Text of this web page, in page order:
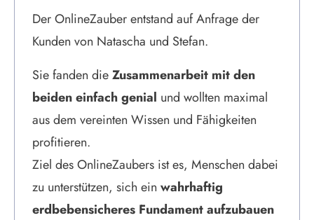
Der OnlineZauber entstand auf Anfrage der
Kunden von Natascha und Stefan.
Sie fanden dieZusammenarbeit mit den
beiden einfach genial und wollten maximal
aus dem vereinten Wissen und Fähigkeiten
profitieren.
Ziel des OnlineZaubers ist es, Menschen dabei
zu unterstützen, sich ein wahrhaftig
erdbebensicheres Fundament aufzubauen